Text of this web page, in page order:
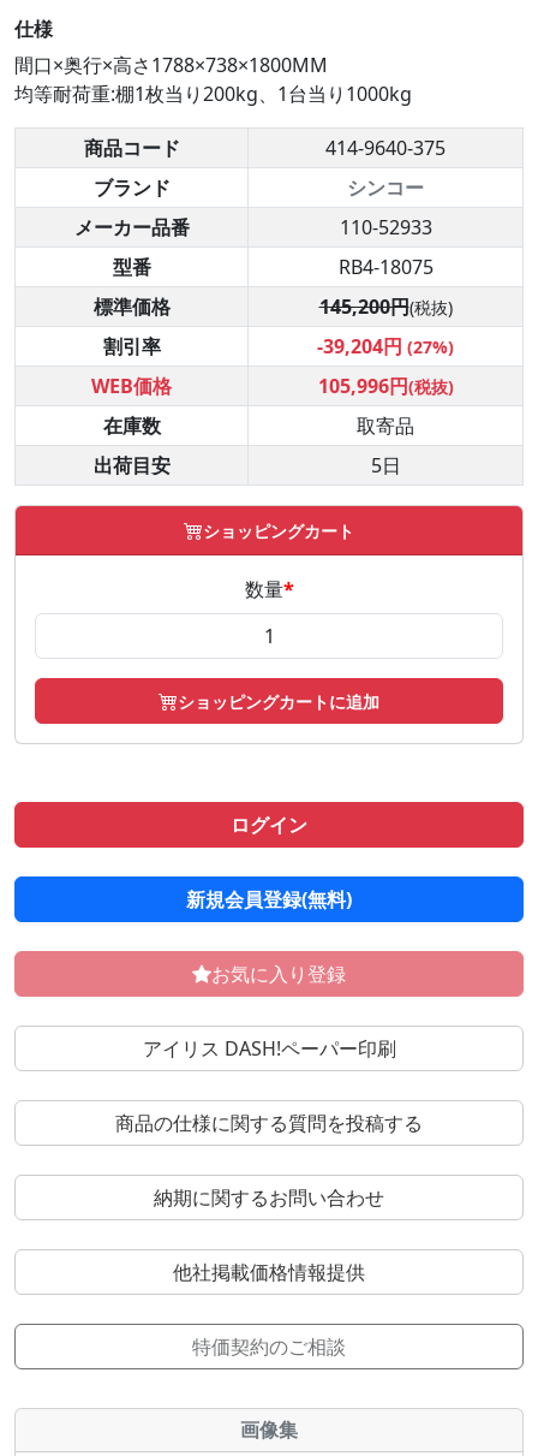
仕様
間口×奥行×高さ1788×738×1800MM
均等耐荷重:棚1枚当り200kg、1台当り1000kg
商品コード
414-9640-375
ブランド
シンコー
メーカー品番
110-52933
型番
RB4-18075
標準価格
145,200円(税抜)
割引率 -39,204円 (27%)
WEB価格 105,996円(税抜)
在庫数
取寄品
出荷目安
5日
ショッピングカート
数量*
ショッピングカートに追加
ログイン
新規会員登録(無料)
お気に入り登録
アイリス DASH!ペーパー印刷
商品の仕様に関する質問を投稿する
納期に関するお問い合わせ
他社掲載価格情報提供
特価契約のご相談
画像集